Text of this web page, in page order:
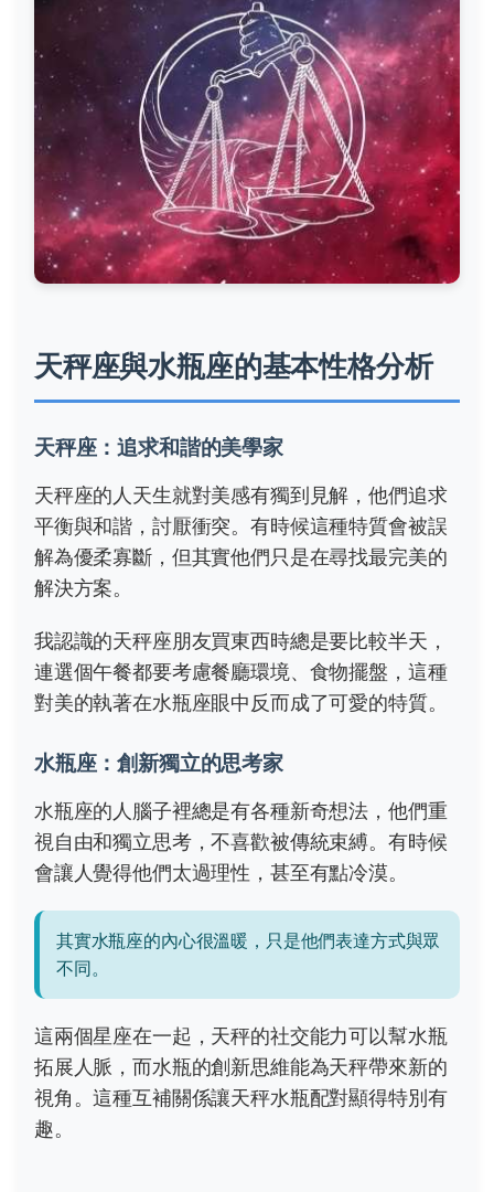
天秤座與水瓶座的基本性格分析
天秤座：追求和諧的美學家
天秤座的人天生就對美感有獨到見解，他們追求
平衡與和諧，討厭衝突。有時候這種特質會被誤
解為優柔寡斷，但其實他們只是在尋找最完美的
解決方案。
我認識的天秤座朋友買東西時總是要比較半天，
連選個午餐都要考慮餐廳環境、食物擺盤，這種
對美的執著在水瓶座眼中反而成了可愛的特質。
水瓶座：創新獨立的思考家
水瓶座的人腦子裡總是有各種新奇想法，他們重
視自由和獨立思考，不喜歡被傳統束縛。有時候
會讓人覺得他們太過理性，甚至有點冷漠。
其實水瓶座的內心很溫暖，只是他們表達方式與眾
不同。
這兩個星座在一起，天秤的社交能力可以幫水瓶
拓展人脈，而水瓶的創新思維能為天秤帶來新的
視角。這種互補關係讓天秤水瓶配對顯得特別有
趣。